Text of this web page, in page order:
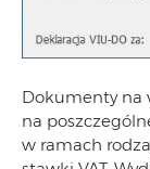
Dokumenty na
na
w ramach